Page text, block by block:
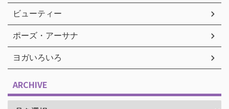
ビューティー
ポーズ・アーサナ
ヨガいろいろ
ARCHIVE